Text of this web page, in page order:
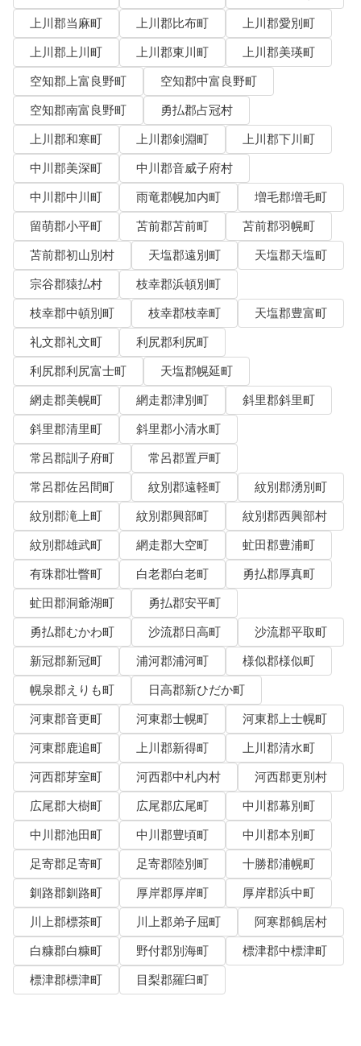
上川郡当麻町
上川郡比布町
上川郡愛別町
上川郡上川町
上川郡東川町
上川郡美瑛町
空知郡上富良野町
空知郡中富良野町
空知郡南富良野町
勇払郡占冠村
上川郡和寒町
上川郡剣淵町
上川郡下川町
中川郡美深町
中川郡音威子府村
中川郡中川町
雨竜郡幌加内町
増毛郡増毛町
留萌郡小平町
苫前郡苫前町
苫前郡羽幌町
苫前郡初山別村
天塩郡遠別町
天塩郡天塩町
宗谷郡猿払村
枝幸郡浜頓別町
枝幸郡中頓別町
枝幸郡枝幸町
天塩郡豊富町
礼文郡礼文町
利尻郡利尻町
利尻郡利尻富士町
天塩郡幌延町
網走郡美幌町
網走郡津別町
斜里郡斜里町
斜里郡清里町
斜里郡小清水町
常呂郡訓子府町
常呂郡置戸町
常呂郡佐呂間町
紋別郡遠軽町
紋別郡湧別町
紋別郡滝上町
紋別郡興部町
紋別郡西興部村
紋別郡雄武町
網走郡大空町
虻田郡豊浦町
有珠郡壮瞥町
白老郡白老町
勇払郡厚真町
虻田郡洞爺湖町
勇払郡安平町
勇払郡むかわ町
沙流郡日高町
沙流郡平取町
新冠郡新冠町
浦河郡浦河町
様似郡様似町
幌泉郡えりも町
日高郡新ひだか町
河東郡音更町
河東郡士幌町
河東郡上士幌町
河東郡鹿追町
上川郡新得町
上川郡清水町
河西郡芽室町
河西郡中札内村
河西郡更別村
広尾郡大樹町
広尾郡広尾町
中川郡幕別町
中川郡池田町
中川郡豊頃町
中川郡本別町
足寄郡足寄町
足寄郡陸別町
十勝郡浦幌町
釧路郡釧路町
厚岸郡厚岸町
厚岸郡浜中町
川上郡標茶町
川上郡弟子屈町
阿寒郡鶴居村
白糠郡白糠町
野付郡別海町
標津郡中標津町
標津郡標津町
目梨郡羅臼町